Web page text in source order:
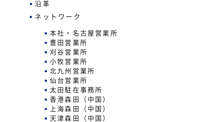
沿革
ネットワーク
本社・名古屋営業所
豊田営業所
刈谷営業所
小牧営業所
北九州営業所
仙台営業所
太田駐在事務所
香港森田（中国）
上海森田（中国）
天津森田（中国）